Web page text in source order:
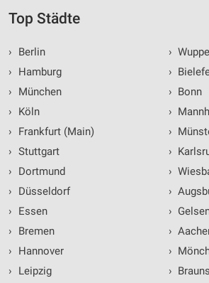
Top Städte
›
Berlin
›
Hamburg
›
München
›
Köln
›
Frankfurt (Main)
› Stuttgart
›
Dortmund
›
Düsseldorf
›
Essen
›
Bremen
›
Hannover
›
Leipzig
›
›
› Bonn
›
›
›
›
›
›
›
›
›